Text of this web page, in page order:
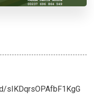
sIKDqrsOPAfbF1KgG